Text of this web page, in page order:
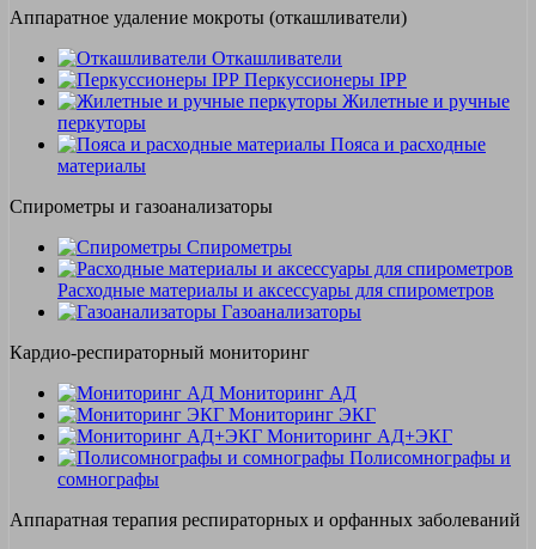
Аппаратное удаление мокроты (откашливатели)
Откашливатели
Перкуссионеры IPP
Жилетные и ручные
перкуторы
Пояса и расходные
материалы
Спирометры и газоанализаторы
Спирометры
Расходные материалы и аксессуары для спирометров
Газоанализаторы
Кардио-респираторный мониторинг
Мониторинг АД
Мониторинг ЭКГ
Мониторинг АД+ЭКГ
Полисомнографы и
сомнографы
Аппаратная терапия респираторных и орфанных заболеваний